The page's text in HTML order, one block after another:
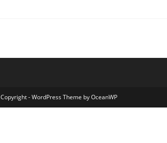
Copyright - WordPress Theme by OceanWP